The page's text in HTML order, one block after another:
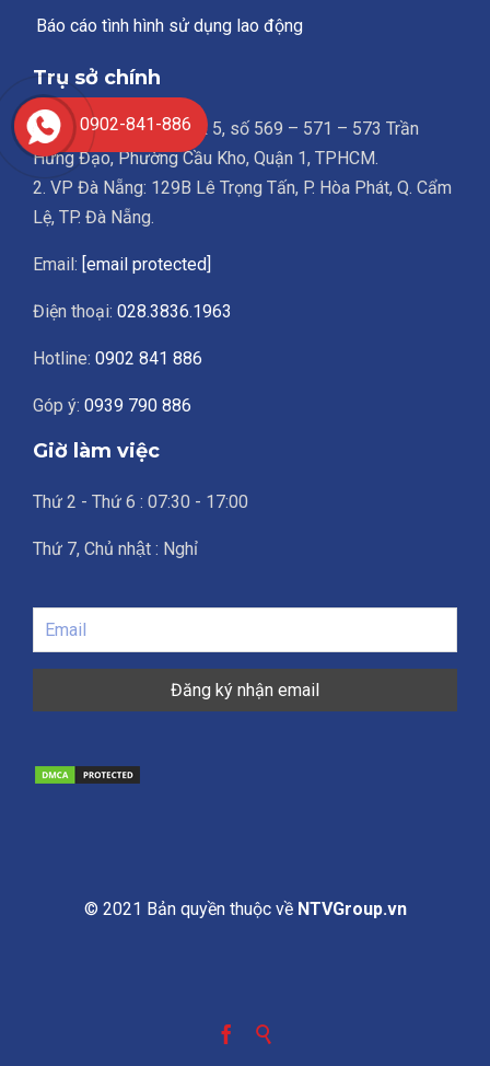
Báo cáo tình hình sử dụng lao động
Trụ sở chính
1. Trụ sở chính: Lầu 3 & 5, số 569 – 571 – 573 Trần
Hưng Đạo, Phường Cầu Kho, Quận 1, TPHCM.
2. VP Đà Nẵng: 129B Lê Trọng Tấn, P. Hòa Phát, Q. Cẩm
Lệ, TP. Đà Nẵng.
Email: [email protected]
Điện thoại: 028.3836.1963
Hotline: 0902 841 886
Góp ý: 0939 790 886
Giờ làm việc
Thứ 2 - Thứ 6 : 07:30 - 17:00
Thứ 7, Chủ nhật : Nghỉ
© 2021 Bản quyền thuộc về NTVGroup.vn
 
0902-841-886